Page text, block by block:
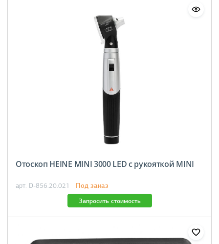
Отоскоп HEINE MINI 3000 LED с рукояткой MINI
арт. D-856.20.021 Под заказ
Запросить стоимость